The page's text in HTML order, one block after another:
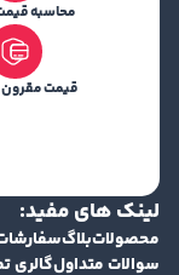
محاسبه
قیمت مقرون
لینک های مفید:
محصولاتبلاگ
سوالات متداولگالری